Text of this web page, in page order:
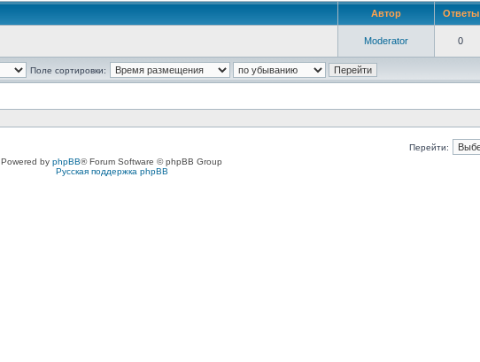
Автор Ответы
Moderator 0
Поле сортировки:
Перейти:
Powered by phpBB® Forum Software © phpBB Group
Русская поддержка phpBB